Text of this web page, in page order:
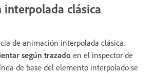
clásica
de animación interpolada clásica.
según trazado en el inspector de
de base del elemento interpolado se